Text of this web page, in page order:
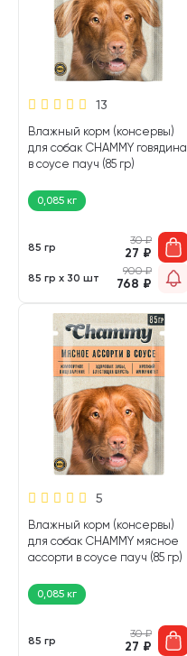
13
Влажный корм (консервы)
для собак CHAMMY говядина
в соусе пауч (85 гр)
0,085 кг
85 гр
30₽
27 ₽
85 гр х 30 шт
900₽
768 ₽
5
Влажный корм (консервы)
для собак CHAMMY мясное
ассорти в соусе пауч (85 гр)
0,085 кг
85 гр
30₽
27 ₽